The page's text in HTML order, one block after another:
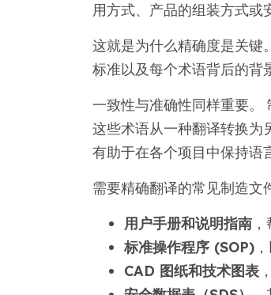
用方式、产品的组装方式或
这就是为什么精确度是关键
标准以及每个术语背后的背
一致性与准确性同样重要。
这些术语从一种翻译转换为
有助于在各个项目中保持语
需要精确翻译的常见制造文
用户手册和说明指南，
标准操作程序 (SOP)，
CAD 图纸和技术图表